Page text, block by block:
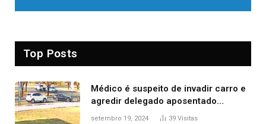
Top Posts
Médico é suspeito de invadir carro e
agredir delegado aposentado
durante confusão no trânsito
setembro 19, 2024 39 Visitas